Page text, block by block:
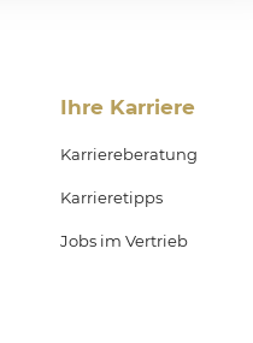
Ihre Karriere
Karriereberatung
Karrieretipps
Jobs im Vertrieb